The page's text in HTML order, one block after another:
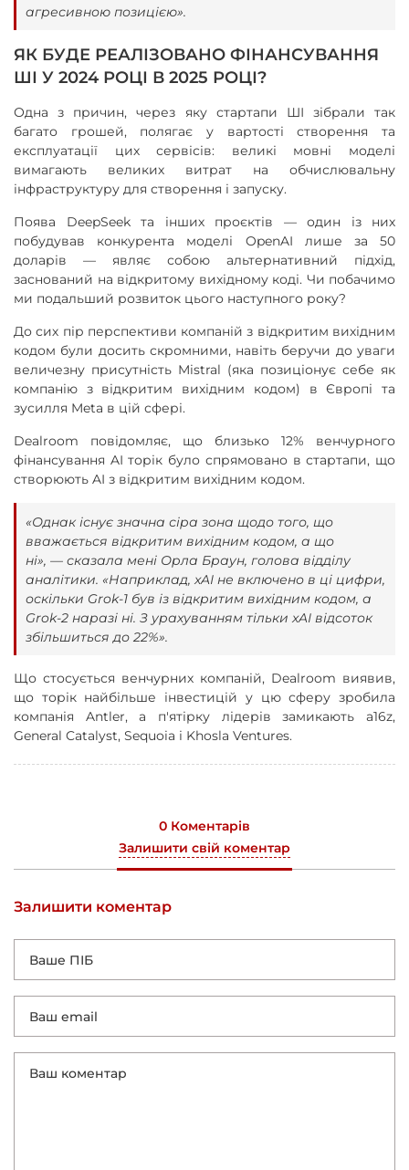
агресивною позицією».
ЯК БУДЕ РЕАЛІЗОВАНО ФІНАНСУВАННЯ
ШІ У 2024 РОЦІ В 2025 РОЦІ?
Одна з причин, через яку стартапи ШІ зібрали так
багато грошей, полягає у вартості створення та
експлуатації цих сервісів: великі мовні моделі
вимагають великих витрат на обчислювальну
інфраструктуру для створення і запуску.
Поява DeepSeek та інших проєктів — один із них
побудував конкурента моделі OpenAI лише за 50
доларів — являє собою альтернативний підхід,
заснований на відкритому вихідному коді. Чи побачимо
ми подальший розвиток цього наступного року?
До сих пір перспективи компаній з відкритим вихідним
кодом були досить скромними, навіть беручи до уваги
величезну присутність Mistral (яка позиціонує себе як
компанію з відкритим вихідним кодом) в Європі та
зусилля Meta в цій сфері.
Dealroom повідомляє, що близько 12% венчурного
фінансування AI торік було спрямовано в стартапи, що
створюють AI з відкритим вихідним кодом.
«Однак існує значна сіра зона щодо того, що
вважається відкритим вихідним кодом, а що
ні», — сказала мені Орла Браун, голова відділу
аналітики. «Наприклад, xAI не включено в ці цифри,
оскільки Grok-1 був із відкритим вихідним кодом, а
Grok-2 наразі ні. З урахуванням тільки xAI відсоток
збільшиться до 22%».
Що стосується венчурних компаній, Dealroom виявив,
що торік найбільше інвестицій у цю сферу зробила
компанія Antler, а п'ятірку лідерів замикають a16z,
General Catalyst, Sequoia і Khosla Ventures.
0 Коментарів
Залишити свій коментар
Залишити коментар